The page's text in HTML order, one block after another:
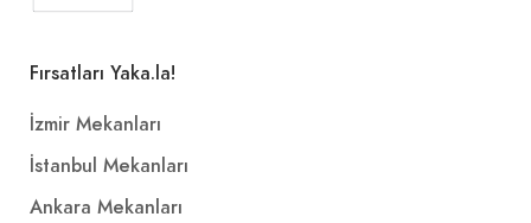
Fırsatları Yaka.la!
İzmir Mekanları
İstanbul Mekanları
Ankara Mekanları